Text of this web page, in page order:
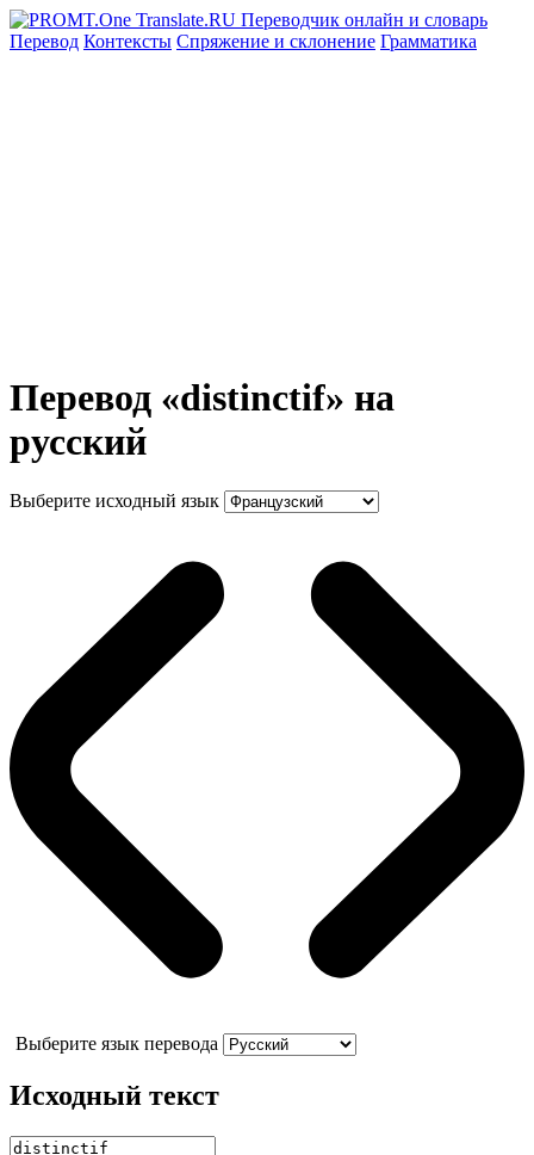
Перевод Контексты Спряжение и склонение Грамматика
Перевод «distinctif» на
русский
Выберите исходный язык
Выберите язык перевода
Исходный текст